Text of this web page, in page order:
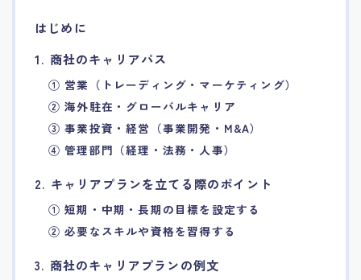
7.エージェント面談のポイント
8.非公開求人の魅力
9.年代別の目標設定ポイント
11.転職相談で分かる自分の強み
12.異業種への転職成功手法
はじめに
1. 商社のキャリアパス
① 営業（トレーディング・マーケティング）
② 海外駐在・グローバルキャリア
③ 事業投資・経営（事業開発・M&A）
④ 管理部門（経理・法務・人事）
2. キャリアプランを立てる際のポイント
① 短期・中期・長期の目標を設定する
② 必要なスキルや資格を習得する
3. 商社のキャリアプランの例文